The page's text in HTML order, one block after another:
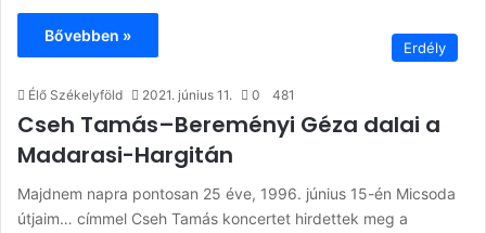
Bővebben »
Erdély
Élő Székelyföld 2021. június 11. 0 481
Cseh Tamás–Bereményi Géza dalai a
Madarasi-Hargitán
Majdnem napra pontosan 25 éve, 1996. június 15-én Micsoda
útjaim… címmel Cseh Tamás koncertet hirdettek meg a